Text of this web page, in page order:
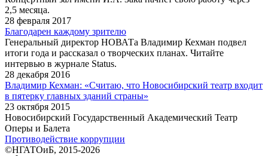
2,5 месяца.
28 февраля 2017
Благодарен каждому зрителю
Генеральный директор НОВАТа Владимир Кехман подвел
итоги года и рассказал о творческих планах. Читайте
интервью в журнале Status.
28 декабря 2016
Владимир Кехман: «Считаю, что Новосибирский театр входит
в пятерку главных зданий страны»
23 октября 2015
Новосибирский Государственный Академический Театр
Оперы и Балета
Противодействие коррупции
©НГАТОиБ, 2015-2026